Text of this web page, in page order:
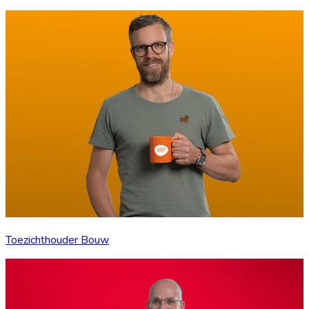
Toezichthouder Bouw